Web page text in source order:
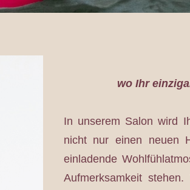
wo Ihr
In unserem Salon wird
nicht nur einen neuen
einladende
Aufmerksamkeit